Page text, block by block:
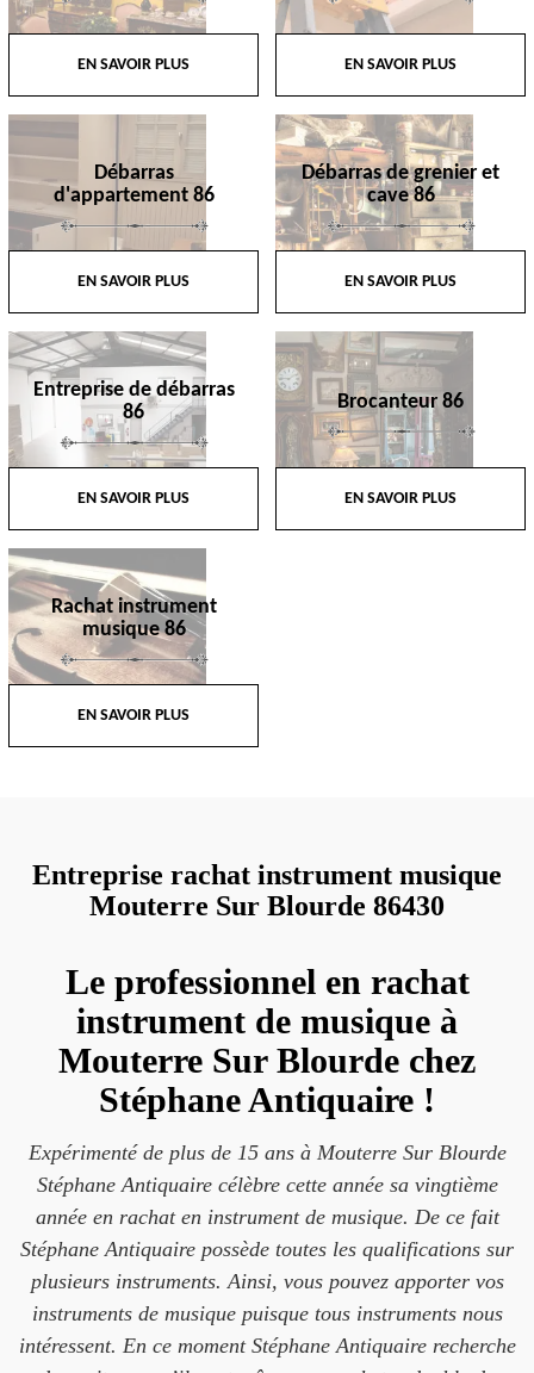
EN SAVOIR PLUS EN SAVOIR PLUS
Débarras
d'appartement 86
EN SAVOIR PLUS
Débarras de grenier et
cave 86
EN SAVOIR PLUS
Entreprise de débarras
86
EN SAVOIR PLUS
Brocanteur 86
EN SAVOIR PLUS
Rachat instrument
musique 86
EN SAVOIR PLUS
Entreprise rachat instrument musique
Mouterre Sur Blourde 86430
Le professionnel en rachat
instrument de musique à
Mouterre Sur Blourde chez
Stéphane Antiquaire !
Expérimenté de plus de 15 ans à Mouterre Sur Blourde
Stéphane Antiquaire célèbre cette année sa vingtième
année en rachat en instrument de musique. De ce fait
Stéphane Antiquaire possède toutes les qualifications sur
plusieurs instruments. Ainsi, vous pouvez apporter vos
instruments de musique puisque tous instruments nous
intéressent. En ce moment Stéphane Antiquaire recherche